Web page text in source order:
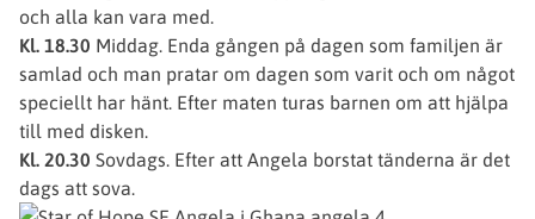
och alla kan vara med.
Kl. 18.30 Middag. Enda gången på dagen som familjen är
samlad och man pratar om dagen som varit och om något
speciellt har hänt. Efter maten turas barnen om att hjälpa
till med disken.
Kl. 20.30 Sovdags. Efter att Angela borstat tänderna är det
dags att sova.